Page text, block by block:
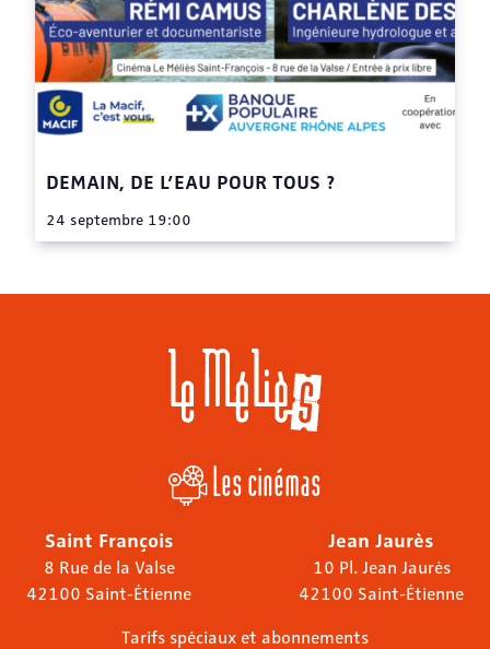
DEMAIN, DE L’EAU POUR TOUS ?
24 septembre 19:00
Les cinémas
Saint François
8 Rue de la Valse
42100 Saint-Étienne
Jean Jaurès
10 Pl. Jean Jaurès
42100 Saint-Étienne
Tarifs spéciaux et abonnements